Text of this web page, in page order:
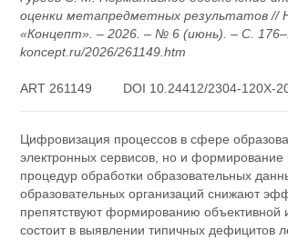
оценки метапредметных результатов //
«Концепт». – 2026. – № 6 (июнь). – С.
koncept.ru/2026/261149.htm
ART 261149 DOI 10.24412/2304-120X-
Цифровизация процессов в сфере
электронных сервисов, но и
процедур обработки образовательных
образовательных организаций снижают
препятствуют формированию объективной
состоит в выявлении типичных дефицитов